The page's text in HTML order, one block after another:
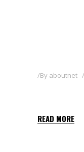
By aboutnet
READ MORE